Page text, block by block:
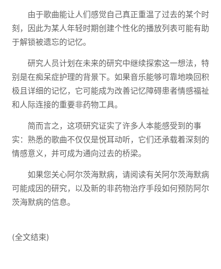
由于歌曲能让人们感觉自己真正重温了过去的某个时
刻，因此为某人年轻时期创建个性化的播放列表可能有助
于解锁被遗忘的记忆。
研究人员计划在未来的研究中继续探索这一想法，特
别是在痴呆症护理的背景下。如果音乐能够可靠地唤回积
极且详细的记忆，它可能成为改善记忆障碍患者情感福祉
和人际连接的重要非药物工具。
简而言之，这项研究证实了许多人本能感受到的事
实：熟悉的歌曲不仅仅是悦耳动听，它们还承载着深刻的
情感意义，并可成为通向过去的桥梁。
如果您关心阿尔茨海默病，请阅读有关阿尔茨海默病
可能成因的研究，以及新的非药物治疗手段如何预防阿尔
茨海默病的信息。
(全文结束)